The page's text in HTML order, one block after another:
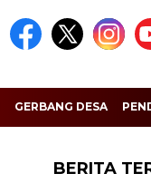
GERBANG DESA
BERITA